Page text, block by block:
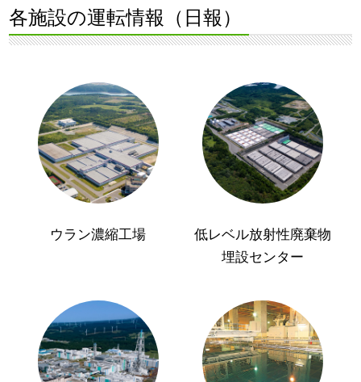
各施設の運転情報（日報）
ウラン濃縮工場
低レベル放射性廃棄物
埋設センター